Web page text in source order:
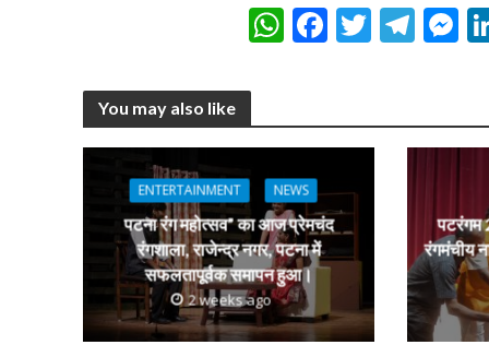
कुलदीप कुमार की
W
s
p
p
F
b
o
k
T
er
T
gr
a
m
e
g
You may also like
ENTERTAINMENT NEWS
पटना रंग महोत्सव” का आज प्रेमचंद
रंगशाला, राजेन्द्र नगर, पटना में
सफलतापूर्वक समापन हुआ।
2 weeks ago
पटरंगम
रंगमंचीय